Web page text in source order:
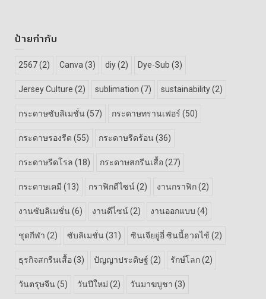
ป้ายกำกับ
2567(2) Canva (3) diy(2) Dye-Sub (3)
Jersey Culture (2) sublimation (7) sustainability(2)
กระดาษซับลิเมชั่น (57) กระดาษทรานเฟอร์ (50)
กระดาษรองรีด (55) กระดาษรีดร้อน (36)
กระดาษรีดโรล (18) กระดาษสกรีนเสื้อ(27)
กระดาษเคมี (13) กราฟิกดีไซน์ (2) งานกราฟิก(2)
งานซับลิเมชั่น (6) งานดีไซน์ (2) งานออกแบบ (4)
ชุดกีฬา (2) ซับลิเมชั่น (31) ซินเจียยู่อี่ ซินนี้ฮวดไช้ (2)
ธุรกิจสกรีนเสื้อ(3) ปัญญาประดิษฐ์ (2) รักษ์โลก(2)
วันตรุษจีน (5) วันปีใหม่ (2) วันมาฆบูชา (3)